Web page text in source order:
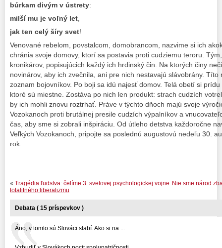
búrkam divým v ústrety:
milší mu je voľný let
jak ten celý šíry svet!
Venované rebelom, povstalcom, domobrancom, nazvime si ich
chránia svoje domovy, ktorí sa postavia proti cudziemu teroru.
kronikárov, popisujúcich každý ich hrdinský čin. Na ktorých činy
novinárov, aby ich zvečnila, ani pre nich nestavajú slávobrány.
zoznam bojovníkov. Po boji sa idú najesť domov. Telá obetí si
ktoré sú miestne. Zostáva po nich len produkt: strach cudzích
by ich mohli znovu roztrhať. Práve v týchto dňoch majú svoje
Vozokanoch proti brutálnej presile cudzích výpalníkov a
čas, aby sme si zobrali inšpiráciu. Od útleho detstva každoročne
Veľkých Vozokanoch, pripojte sa poslednú augustovú nedeľu 30.
rok.
Nie sme národ
« Tragédia ľudstva: čelíme 3. svetovej psychologickej vojne
totalitného liberalizmu
Debata ( 15 príspevkov )
Áno, v tomto sú Slováci slabí. Ako si na ...